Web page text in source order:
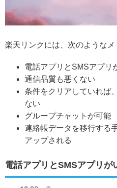
楽天リンクには、次のようなメ
電話アプリとSMSアプリ
通信品質も悪くない
条件をクリアしていれば
ない
グループチャットが可能
連絡帳データを移行する
アップされる
電話アプリとSMSアプリが